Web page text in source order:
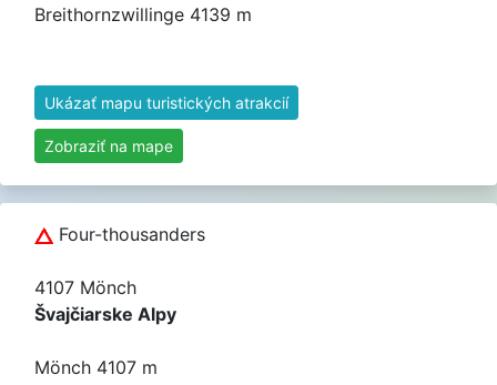
Breithornzwillinge 4139 m
Ukázať mapu turistických atrakcií
Zobraziť na mape
Four-thousanders
4107 Mönch
Švajčiarske Alpy
Mönch 4107 m